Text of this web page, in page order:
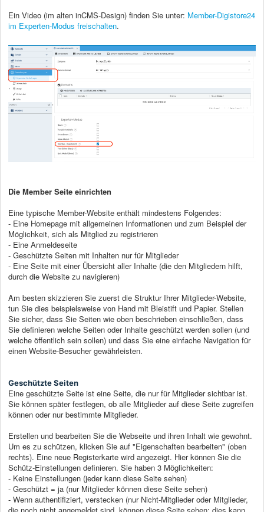
Ein Video (im alten inCMS-Design) finden Sie unter: Member-Digistore24
im Experten-Modus freischalten.
Die Member Seite einrichten
Eine typische Member-Website enthält mindestens Folgendes:
- Eine Homepage mit allgemeinen Informationen und zum Beispiel der
Möglichkeit, sich als Mitglied zu registrieren
- Eine Anmeldeseite
- Geschützte Seiten mit Inhalten nur für Mitglieder
- Eine Seite mit einer Übersicht aller Inhalte (die den Mitgliedern hilft,
durch die Website zu navigieren)
Am besten skizzieren Sie zuerst die Struktur Ihrer Mitglieder-Website,
tun Sie dies beispielsweise von Hand mit Bleistift und Papier. Stellen
Sie sicher, dass Sie Seiten wie oben beschrieben einschließen, dass
Sie definieren welche Seiten oder Inhalte geschützt werden sollen (und
welche öffentlich sein sollen) und dass Sie eine einfache Navigation für
einen Website-Besucher gewährleisten.
Geschützte Seiten
Eine geschützte Seite ist eine Seite, die nur für Mitglieder sichtbar ist.
Sie können später festlegen, ob alle Mitglieder auf diese Seite zugreifen
können oder nur bestimmte Mitglieder.
Erstellen und bearbeiten Sie die Webseite und ihren Inhalt wie gewohnt.
Um es zu schützen, klicken Sie auf "Eigenschaften bearbeiten" (oben
rechts). Eine neue Registerkarte wird angezeigt. Hier können Sie die
Schütz-Einstellungen definieren. Sie haben 3 Möglichkeiten:
- Keine Einstellungen (jeder kann diese Seite sehen)
- Geschützt = ja (nur Mitglieder können diese Seite sehen)
- Wenn authentifiziert, verstecken (nur Nicht-Mitglieder oder Mitglieder,